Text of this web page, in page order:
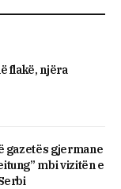
flakë, njëra
gazetës gjermane
mbi vizitën e